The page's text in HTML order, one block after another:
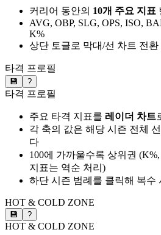
커리어 동안의 10개 주요 지표
AVG, OBP, SLG, OPS, ISO,
K%
상단 토글로 막대/선 차트 전환
타격 프로필
💾 ?
타격 프로필
주요 타격 지표를 레이더 차트
각 축의 값은 해당 시즌 전체
다
100에 가까울수록 상위권
지표는 역순 처리)
하단 시즌 범례를 클릭해 복수
HOT & COLD ZONE
💾 ?
HOT & COLD ZONE